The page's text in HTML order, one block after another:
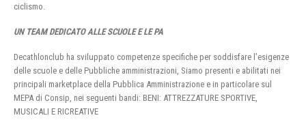
ciclismo.
UN TEAM DEDICATO ALLE SCUOLE E LE PA
Decathlonclub ha sviluppato competenze specifiche per soddisfare l’esigenze
delle scuole e delle Pubbliche amministrazioni, Siamo presenti e abilitati nei
principali marketplace della Pubblica Amministrazione e in particolare sul
MEPA di Consip, nei seguenti bandi: BENI: ATTREZZATURE SPORTIVE,
MUSICALI E RICREATIVE